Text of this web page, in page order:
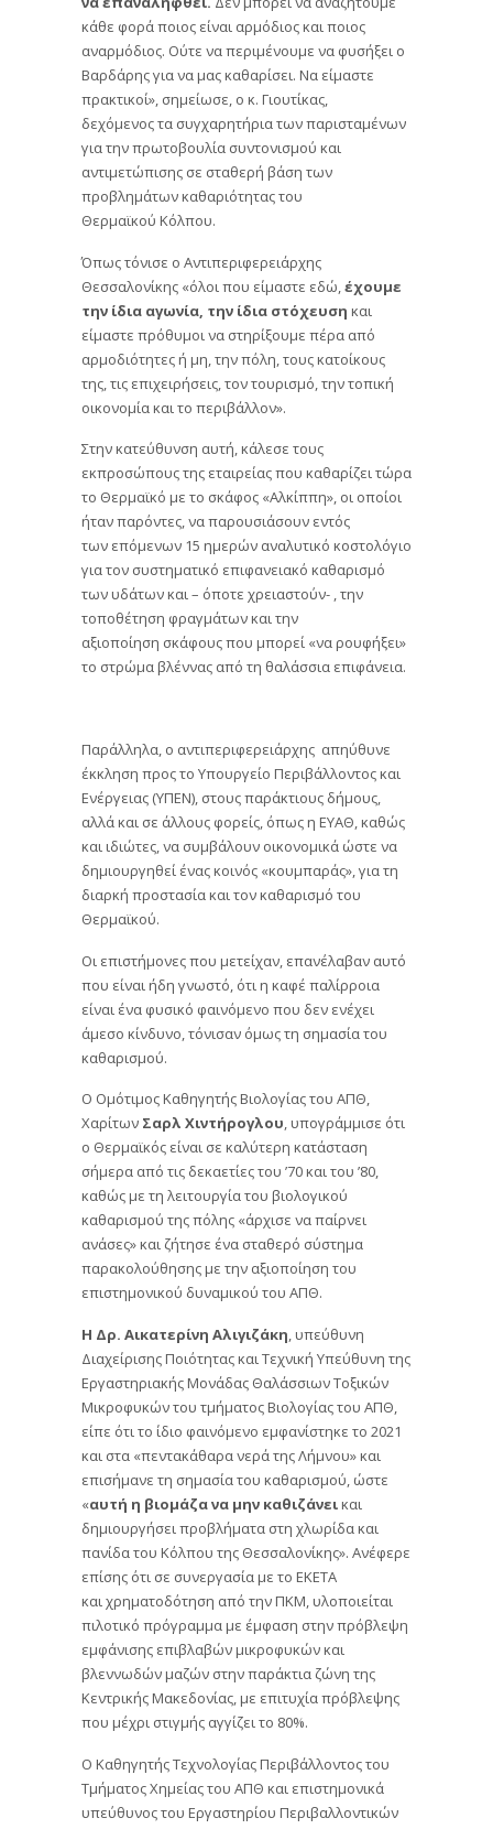
κάθε φορά ποιος είναι αρμόδιος και ποιος
αναρμόδιος. Ούτε να περιμένουμε να φυσήξει ο
Βαρδάρης για να μας καθαρίσει. Να είμαστε
πρακτικοί», σημείωσε, ο κ. Γιουτίκας,
δεχόμενος τα συγχαρητήρια των παρισταμένων
για την πρωτοβουλία συντονισμού και
αντιμετώπισης σε σταθερή βάση των
προβλημάτων καθαριότητας του
Θερμαϊκού Κόλπου.
Όπως τόνισε ο Αντιπεριφερειάρχης
Θεσσαλονίκης «όλοι που είμαστε εδώ, έχουμε
την ίδια αγωνία, την ίδια στόχευση και
είμαστε πρόθυμοι να στηρίξουμε πέρα από
αρμοδιότητες ή μη, την πόλη, τους κατοίκους
της, τις επιχειρήσεις, τον τουρισμό, την τοπική
οικονομία και το περιβάλλον».
Στην κατεύθυνση αυτή, κάλεσε τους
εκπροσώπους της εταιρείας που καθαρίζει τώρα
το Θερμαϊκό με το σκάφος «Αλκίππη», οι οποίοι
ήταν παρόντες, να παρουσιάσουν εντός
των επόμενων 15 ημερών αναλυτικό κοστολόγιο
για τον συστηματικό επιφανειακό καθαρισμό
των υδάτων και – όποτε χρειαστούν- , την
τοποθέτηση φραγμάτων και την
αξιοποίηση σκάφους που μπορεί «να ρουφήξει»
το στρώμα βλέννας από τη θαλάσσια επιφάνεια.
Παράλληλα, ο αντιπεριφερειάρχης απηύθυνε
έκκληση προς το Υπουργείο Περιβάλλοντος και
Ενέργειας (ΥΠΕΝ), στους παράκτιους δήμους,
αλλά και σε άλλους φορείς, όπως η ΕΥΑΘ, καθώς
και ιδιώτες, να συμβάλουν οικονομικά ώστε να
δημιουργηθεί ένας κοινός «κουμπαράς», για τη
διαρκή προστασία και τον καθαρισμό του
Θερμαϊκού.
Οι επιστήμονες που μετείχαν, επανέλαβαν αυτό
που είναι ήδη γνωστό, ότι η καφέ παλίρροια
είναι ένα φυσικό φαινόμενο που δεν ενέχει
άμεσο κίνδυνο, τόνισαν όμως τη σημασία του
καθαρισμού.
Ο Ομότιμος Καθηγητής Βιολογίας του ΑΠΘ,
Χαρίτων Σαρλ Χιντήρογλου, υπογράμμισε ότι
ο Θερμαϊκός είναι σε καλύτερη κατάσταση
σήμερα από τις δεκαετίες του ’70 και του ’80,
καθώς με τη λειτουργία του βιολογικού
καθαρισμού της πόλης «άρχισε να παίρνει
ανάσες» και ζήτησε ένα σταθερό σύστημα
παρακολούθησης με την αξιοποίηση του
επιστημονικού δυναμικού του ΑΠΘ.
Η Δρ. Αικατερίνη Αλιγιζάκη, υπεύθυνη
Διαχείρισης Ποιότητας και Τεχνική Υπεύθυνη της
Εργαστηριακής Μονάδας Θαλάσσιων Τοξικών
Μικροφυκών του τμήματος Βιολογίας του ΑΠΘ,
είπε ότι το ίδιο φαινόμενο εμφανίστηκε το 2021
και στα «πεντακάθαρα νερά της Λήμνου» και
επισήμανε τη σημασία του καθαρισμού, ώστε
«αυτή η βιομάζα να μην καθιζάνεικαι
δημιουργήσει προβλήματα στη χλωρίδα και
πανίδα του Κόλπου της Θεσσαλονίκης». Ανέφερε
επίσης ότι σε συνεργασία με το ΕΚΕΤΑ
και χρηματοδότηση από την ΠΚΜ, υλοποιείται
πιλοτικό πρόγραμμα με έμφαση στην πρόβλεψη
εμφάνισης επιβλαβών μικροφυκών και
βλεννωδών μαζών στην παράκτια ζώνη της
Κεντρικής Μακεδονίας, με επιτυχία πρόβλεψης
που μέχρι στιγμής αγγίζει το 80%.
Ο Καθηγητής Τεχνολογίας Περιβάλλοντος του
Τμήματος Χημείας του ΑΠΘ και επιστημονικά
υπεύθυνος του Εργαστηρίου Περιβαλλοντικών